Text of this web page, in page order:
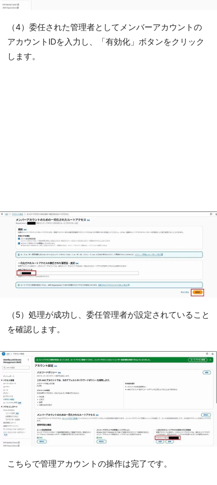
（4）委任された管理者としてメンバーアカウントの
アカウントIDを入力し、「有効化」ボタンをクリック
します。
（5）処理が成功し、委任管理者が設定されていること
を確認します。
こちらで管理アカウントの操作は完了です。